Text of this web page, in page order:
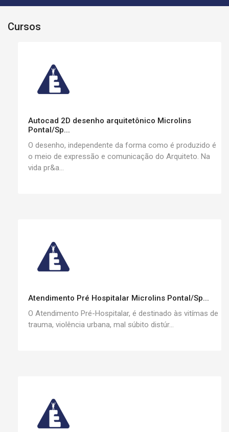
Cursos
Autocad 2D desenho arquitetônico Microlins
Pontal/Sp...
O desenho, independente da forma como é produzido é
o meio de expressão e comunicação do Arquiteto. Na
vida pr&a...
Atendimento Pré Hospitalar Microlins Pontal/Sp...
O Atendimento Pré-Hospitalar, é destinado às vitímas de
trauma, violência urbana, mal súbito distúr...